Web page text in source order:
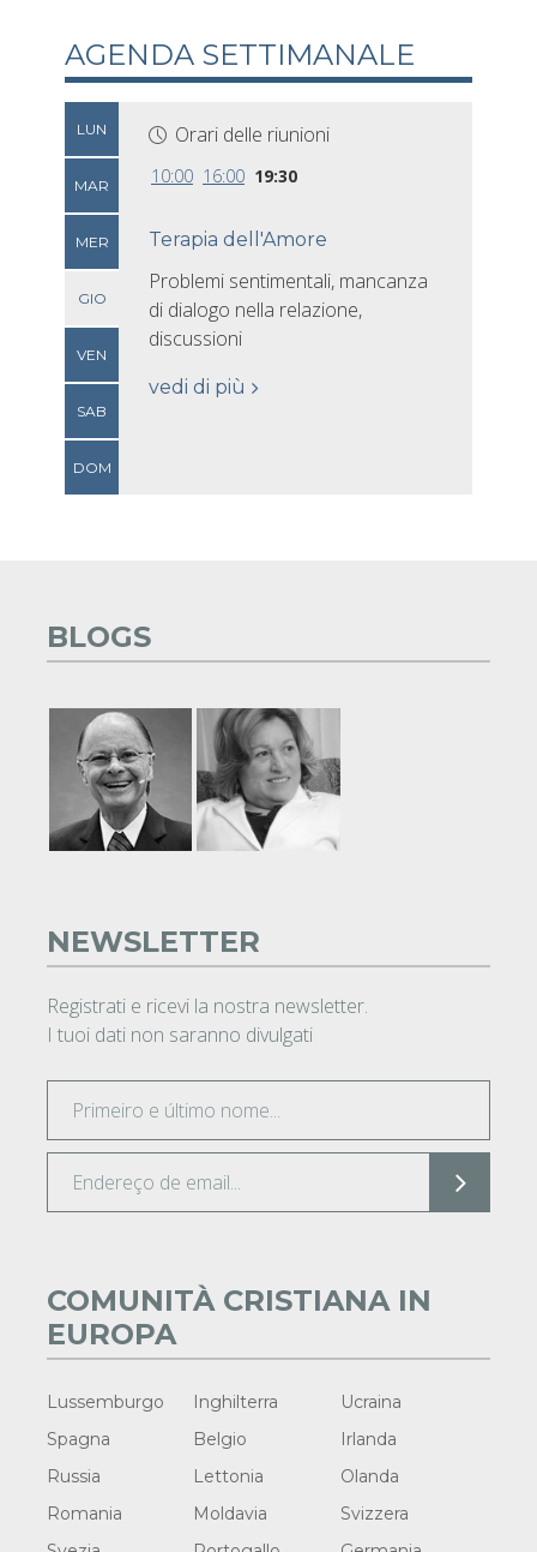
AGENDA SETTIMANALE
LUN
MAR
MER
GIO
VEN
SAB
DOM
Orari delle riunioni
10:00 16:00 19:30
Terapia dell'Amore
Problemi sentimentali, mancanza
di dialogo nella relazione,
discussioni
vedi di più
BLOGS
NEWSLETTER
Registrati e ricevi la nostra newsletter.
I tuoi dati non saranno divulgati
COMUNITÀ CRISTIANA IN
EUROPA
Lussemburgo Inghilterra
Ucraina
Spagna
Belgio
Irlanda
Russia
Lettonia
Olanda
Romania
Moldavia
Svizzera